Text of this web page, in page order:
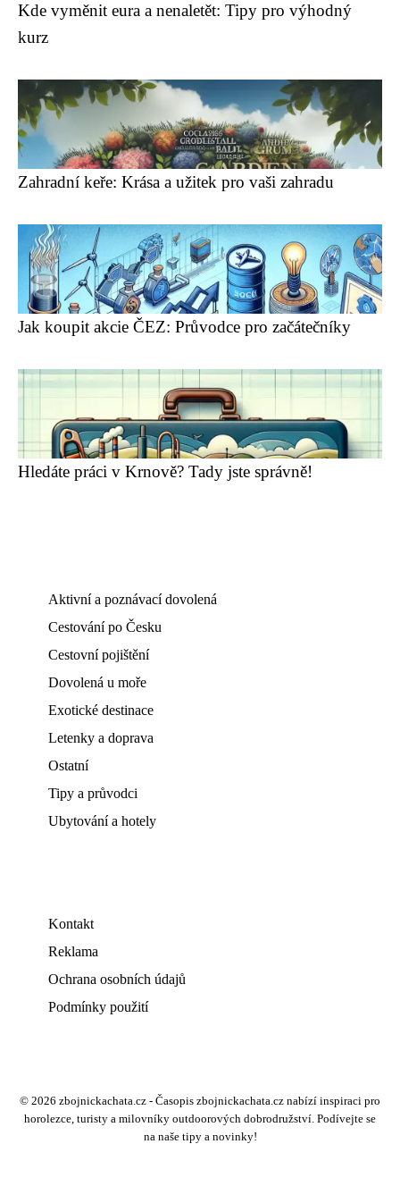
Kde vyměnit eura a nenaletět: Tipy pro výhodný
kurz
Zahradní keře: Krása a užitek pro vaši zahradu
Jak koupit akcie ČEZ: Průvodce pro začátečníky
Hledáte práci v Krnově? Tady jste správně!
Aktivní a poznávací dovolená
Cestování po Česku
Cestovní pojištění
Dovolená u moře
Exotické destinace
Letenky a doprava
Ostatní
Tipy a průvodci
Ubytování a hotely
Kontakt
Reklama
Ochrana osobních údajů
Podmínky použití
© 2026 zbojnickachata.cz - Časopis zbojnickachata.cz nabízí inspiraci pro
horolezce, turisty a milovníky outdoorových dobrodružství. Podívejte se
na naše tipy a novinky!